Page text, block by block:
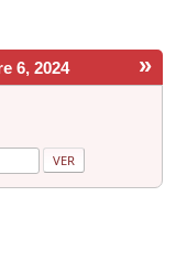
»
6, 2024